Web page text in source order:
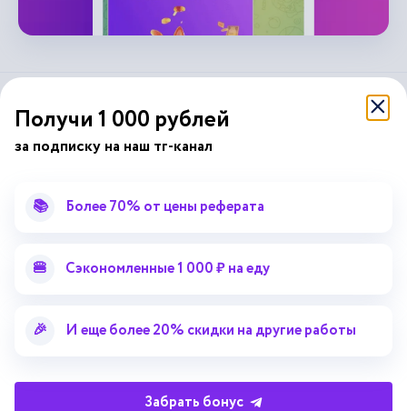
справочник
отавтор24
Лекторий
Справочник терминов
Последние статьи
Справочник рефератов
Для правообладателей
Получи 1 000 рублей
за подписку на наш тг-канал
📚 Более 70% от цены реферата
🍔 Сэкономленные 1 000 ₽ на еду
🎉 И еще более 20% скидки на другие работы
Забрать бонус